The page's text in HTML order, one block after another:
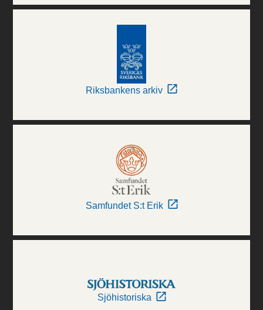
Riksbankens arkiv
Samfundet S:t Erik
Sjöhistoriska